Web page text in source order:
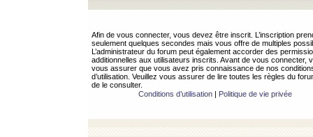
Afin de vous connecter, vous devez être inscrit. L’inscription
seulement quelques secondes mais vous offre de multiples
L’administrateur du forum peut également accorder des
additionnelles aux utilisateurs inscrits. Avant de vous connecter,
vous assurer que vous avez pris connaissance de nos
d’utilisation. Veuillez vous assurer de lire toutes les règles du
de le consulter.
Conditions d’utilisation| Politique de vie privée